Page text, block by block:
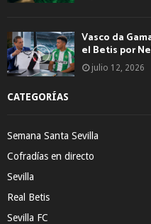
Vasco da
el Betis por
julio 12, 2026
CATEGORÍAS
Semana Santa Sevilla
Cofradías en directo
Sevilla
Real Betis
Sevilla FC